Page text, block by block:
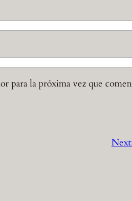
para la próxima vez que